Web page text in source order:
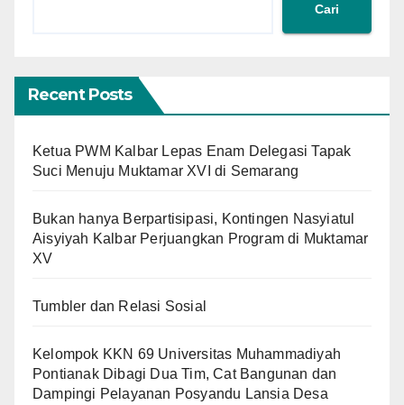
Cari
Recent Posts
Ketua PWM Kalbar Lepas Enam Delegasi Tapak
Suci Menuju Muktamar XVI di Semarang
Bukan hanya Berpartisipasi, Kontingen Nasyiatul
Aisyiyah Kalbar Perjuangkan Program di Muktamar
XV
Tumbler dan Relasi Sosial
Kelompok KKN 69 Universitas Muhammadiyah
Pontianak Dibagi Dua Tim, Cat Bangunan dan
Dampingi Pelayanan Posyandu Lansia Desa